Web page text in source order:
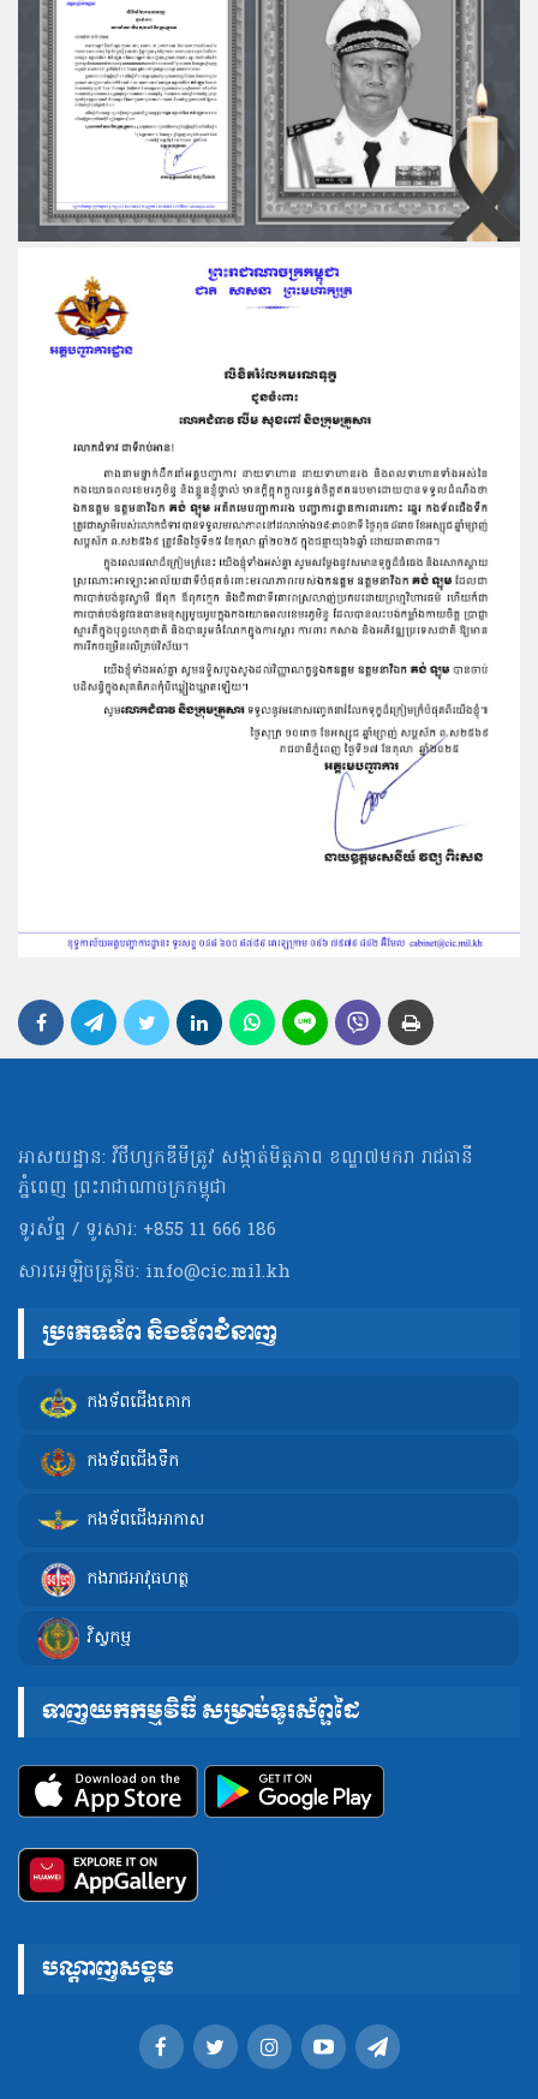
អាសយដ្ឋាន: វិថីហ្សកឌីមីត្រូវ សង្កាត់មិត្ដភាព ខណ្ឌ៧មករា រាជធានី
ភ្នំពេញ ព្រះរាជាណាចក្រកម្ពុជា
ទូរស័ព្ទ / ទូរសារ: +855 11 666 186
សារអេឡិចត្រូនិច: info@cic.mil.kh
ប្រភេទទ័ព និងទ័ពជំនាញ
កងទ័ពជើងគោក
កងទ័ពជើងទឹក
កងទ័ពជើងអាកាស
កងរាជអាវុធហត្ថ
វិស្វកម្ម
ទាញយកកម្មវិធី សម្រាប់ទូរស័ព្ទដៃ
បណ្តាញសង្គម